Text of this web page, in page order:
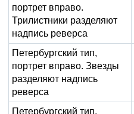
портрет вправо.
Трилистники разделяют
надпись реверса
Петербургский тип,
портрет вправо. Звезды
разделяют надпись
реверса
Петербургский тип,